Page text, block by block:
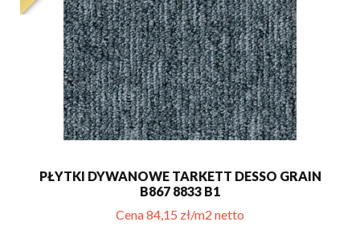
PŁYTKI DYWANOWE TARKETT DESSO GRAIN
B867 8833 B1
Cena 84,15 zł/m2 netto